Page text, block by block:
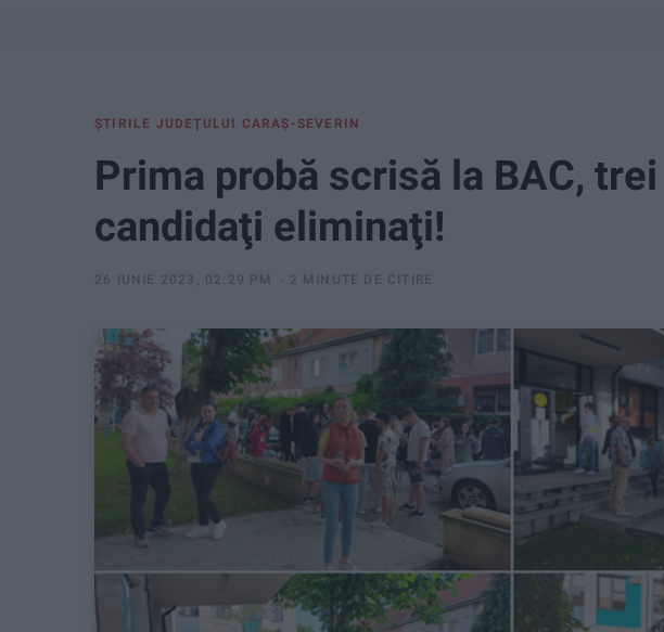
ŞTIRILE JUDEŢULUI CARAŞ-SEVERIN
Prima probă scrisă la BAC, trei
candidaţi eliminaţi!
26 IUNIE 2023, 02:29 PM 2 MINUTE DE CITIRE